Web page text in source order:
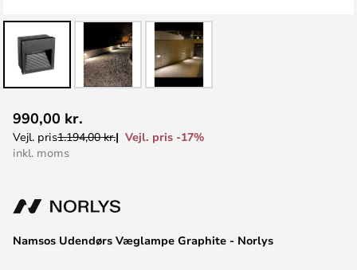
til
starten
Namsos Udendørs Væglampe Graphite - Norlys
990,00 kr.
Vejl. pris1.194,00 kr.
Vejl. pris -17%
inkl. moms